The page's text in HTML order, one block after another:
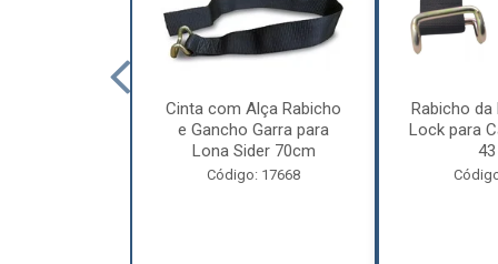
Cinta com Alça Rabicho
e Gancho Garra para
Lona Sider 70cm
Código: 17668
Rabicho da
Lock para